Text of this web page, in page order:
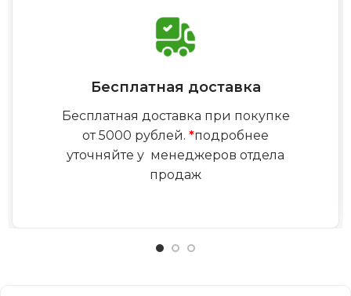
Бесплатная доставка
Бесплатная доставка при покупке
от 5000 рублей. *подробнее
уточняйте у менеджеров отдела
продаж